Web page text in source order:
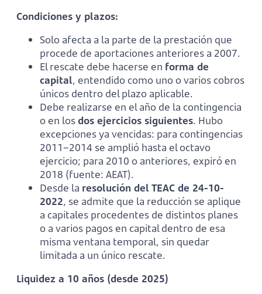
Condiciones y plazos:
Solo afecta a la parte de la prestación que
procede de aportaciones anteriores a 2007.
El rescate debe hacerse en forma de
capital, entendido como uno o varios cobros
únicos dentro del plazo aplicable.
Debe realizarse en el año de la contingencia
o en losdos ejercicios siguientes. Hubo
excepciones ya vencidas: para contingencias
2011–2014 se amplió hasta el octavo
ejercicio; para 2010 o anteriores, expiró en
2018 (fuente: AEAT).
Desde la resolución del TEAC de 24-10-
2022, se admite que la reducción se aplique
a capitales procedentes de distintos planes
o a varios pagos en capital dentro de esa
misma ventana temporal, sin quedar
limitada a un único rescate.
Liquidez a 10 años (desde 2025)